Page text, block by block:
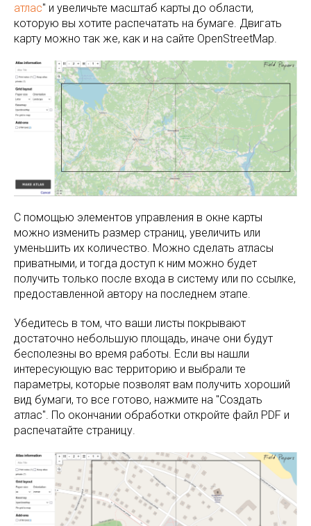
атлас" и увеличьте масштаб карты до области,
которую вы хотите распечатать на бумаге. Двигать
карту можно так же, как и на сайте OpenStreetMap.
С помощью элементов управления в окне карты
можно изменить размер страниц, увеличить или
уменьшить их количество. Можно сделать атласы
приватными, и тогда доступ к ним можно будет
получить только после входа в систему или по ссылке,
предоставленной автору на последнем этапе.
Убедитесь в том, что ваши листы покрывают
достаточно небольшую площадь, иначе они будут
бесполезны во время работы. Если вы нашли
интересующую вас территорию и выбрали те
параметры, которые позволят вам получить хороший
вид бумаги, то все готово, нажмите на "Создать
атлас". По окончании обработки откройте файл PDF и
распечатайте страницу.